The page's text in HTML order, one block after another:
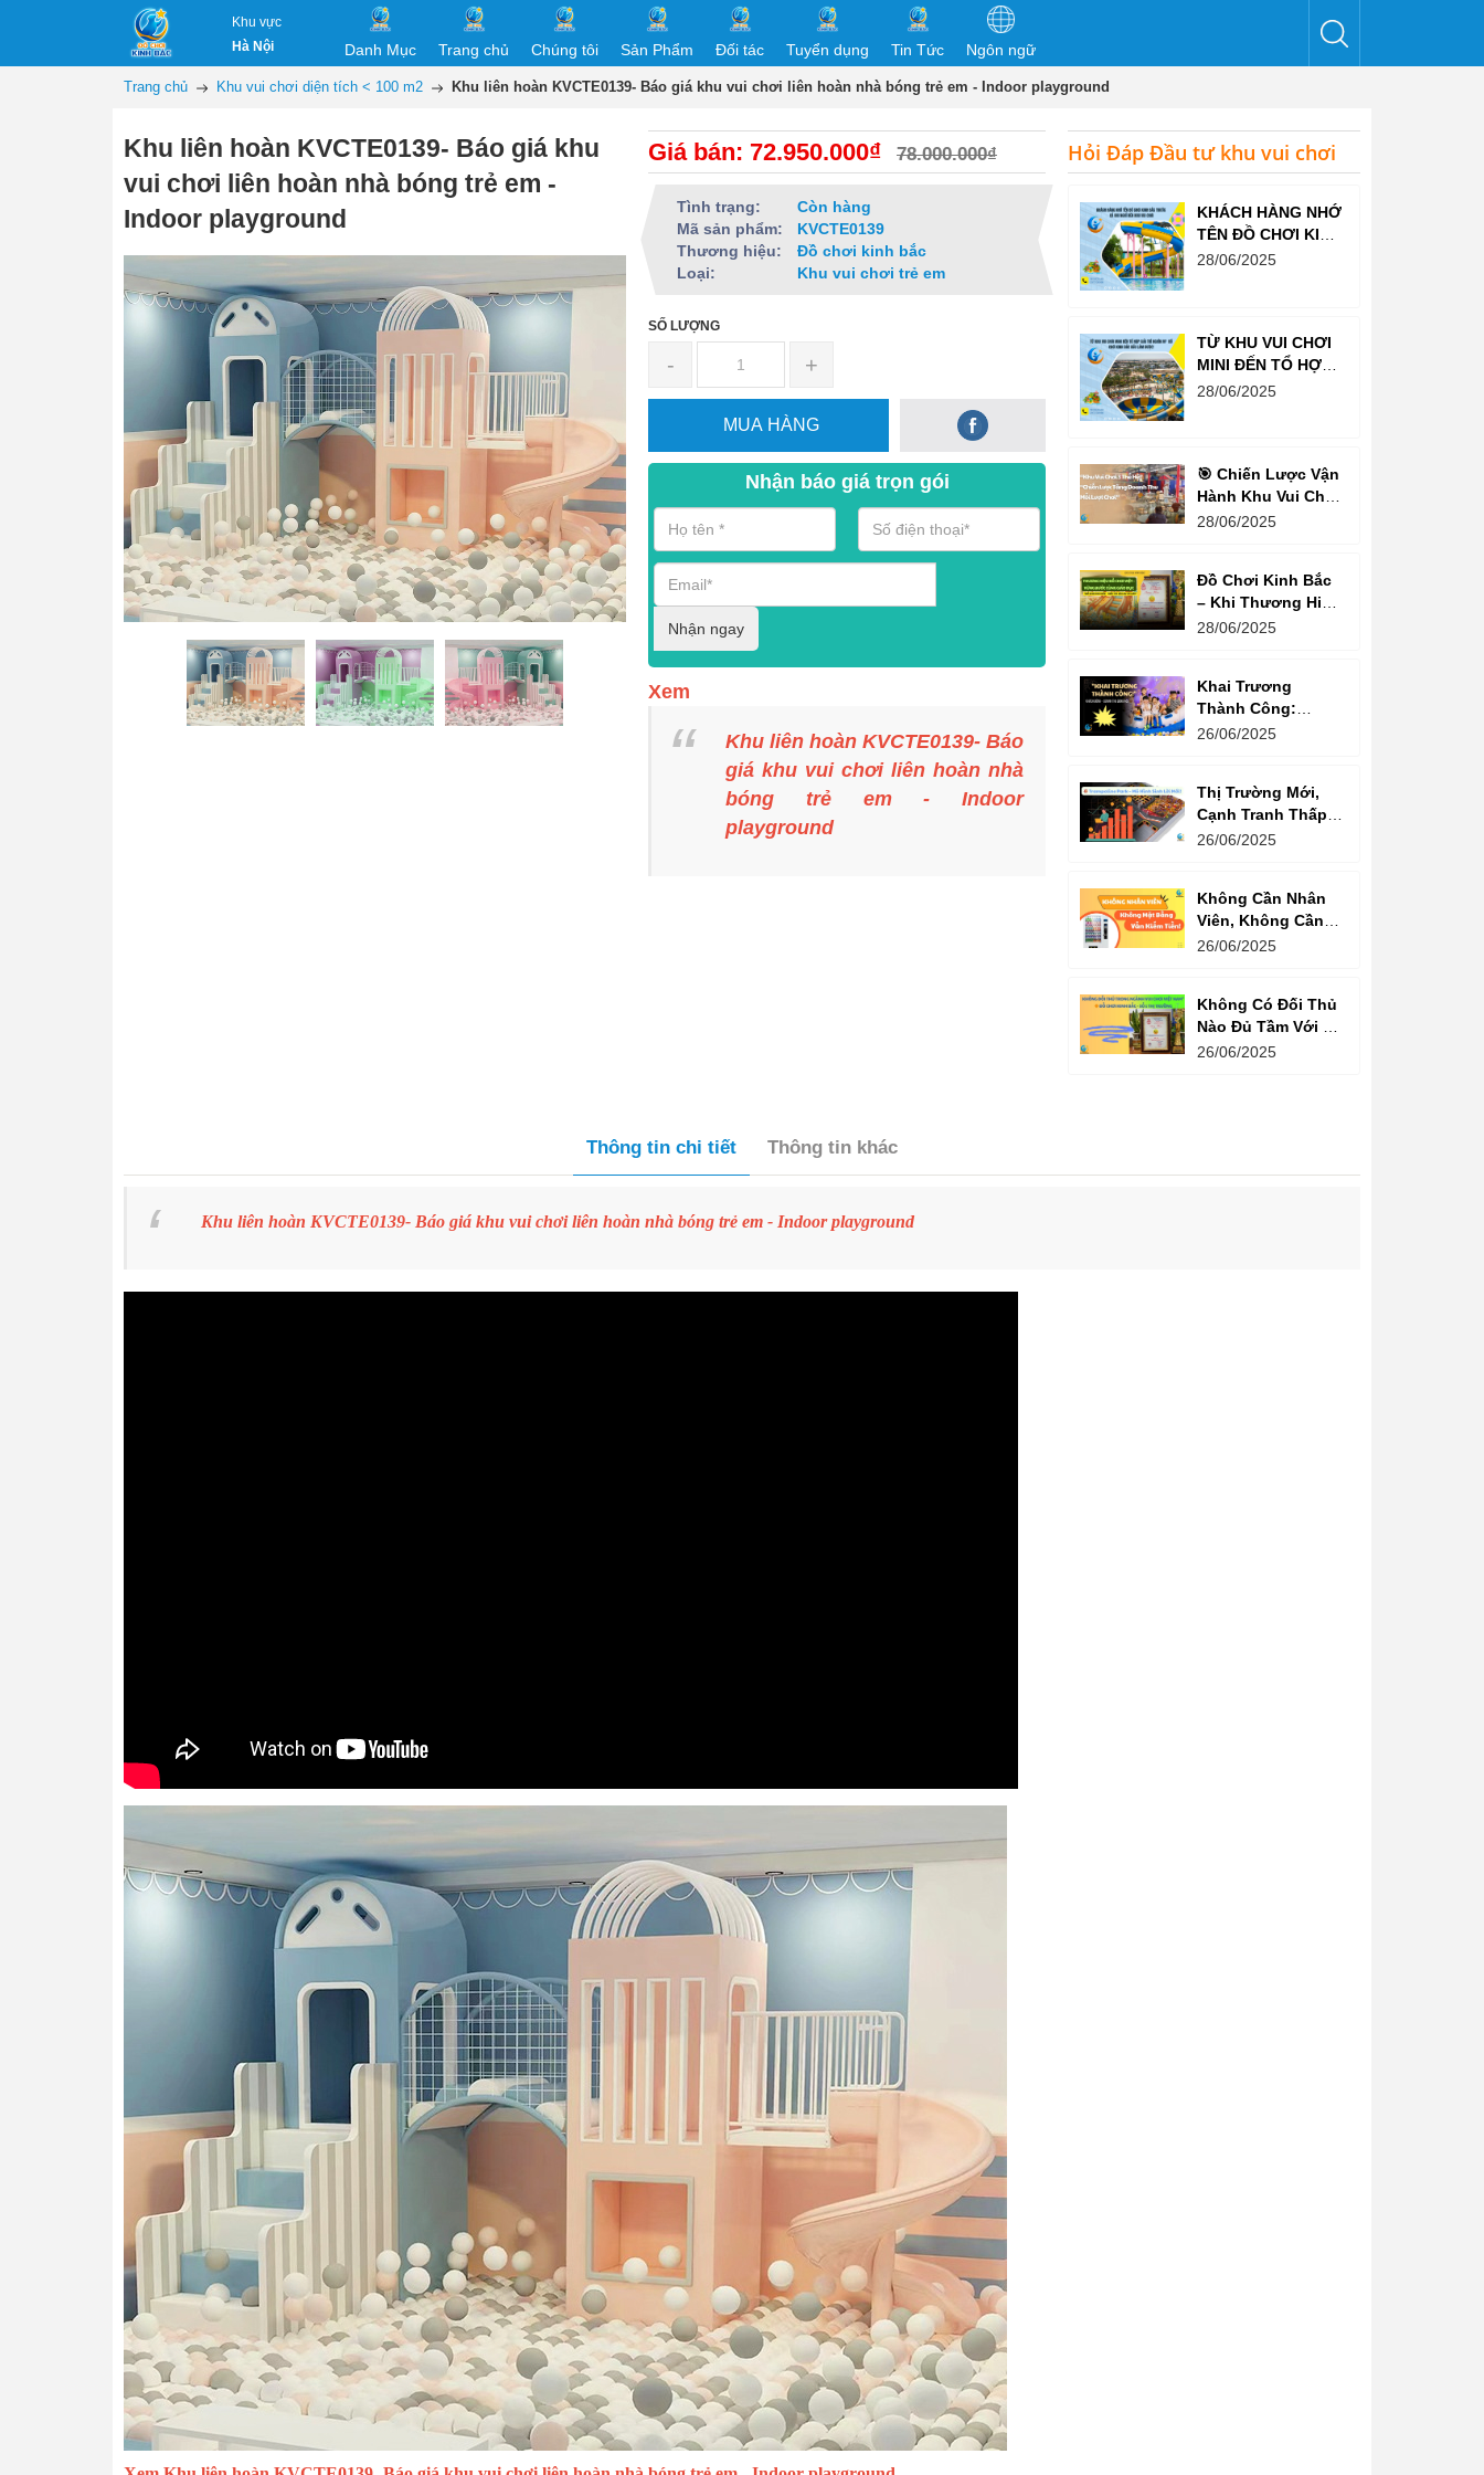
Khu vực
Hà Nội
Danh Mục Trang chủ Chúng tôi Sản Phẩm Đối tác Tuyển dụng Tin Tức Ngôn ngữ
Trang chủ Khu vui chơi diện tích < 100 m2 Khu liên hoàn KVCTE0139- Báo giá khu vui chơi liên hoàn nhà bóng trẻ em - Indoor playground
Khu liên hoàn KVCTE0139- Báo giá khu
vui chơi liên hoàn nhà bóng trẻ em -
Indoor playground
Giá bán: 72.950.000₫ 78.000.000₫
Tình trạng:
Còn hàng
Mã sản phẩm:
KVCTE0139
Thương hiệu:
Đồ chơi kinh bắc
Loại:
Khu vui chơi trẻ em
SỐ LƯỢNG
- +
MUA HÀNG
Nhận báo giá trọn gói
Nhận ngay
Xem
Khu liên hoàn KVCTE0139- Báo
giá khu vui chơi liên hoàn nhà
bóng trẻ em - Indoor
playground
Hỏi Đáp Đầu tư khu vui chơi
KHÁCH HÀNG NHỚ
TÊN ĐỒ CHƠI KINH
BẮC TRƯỚC CẢ
28/06/2025
TỪ KHU VUI CHƠI
MINI ĐẾN TỔ HỢP
GIẢI TRÍ NGHÌN M²
28/06/2025
🎯 Chiến Lược Vận
Hành Khu Vui Chơi
3 Thế Hệ – Tối Đa
28/06/2025
Đồ Chơi Kinh Bắc
– Khi Thương Hiệu
Vững Mạnh Bắt
28/06/2025
Khai Trương
Thành Công:
Khách Nườm
Quyết Là Gì?
26/06/2025
Thị Trường Mới,
Cạnh Tranh Thấp –
Trampoline Park Là
26/06/2025
Không Cần Nhân
Viên, Không Cần
Cửa Hàng – Chỉ
26/06/2025
Không Có Đối Thủ
Nào Đủ Tầm Với Đồ
Chơi Kinh Bắc
26/06/2025
Thông tin chi tiết Thông tin khác
Khu liên hoàn KVCTE0139- Báo giá khu vui chơi liên hoàn nhà bóng trẻ em - Indoor playground